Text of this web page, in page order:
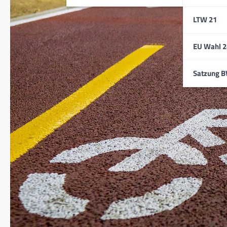
LTW 21
EU Wahl
Satzung